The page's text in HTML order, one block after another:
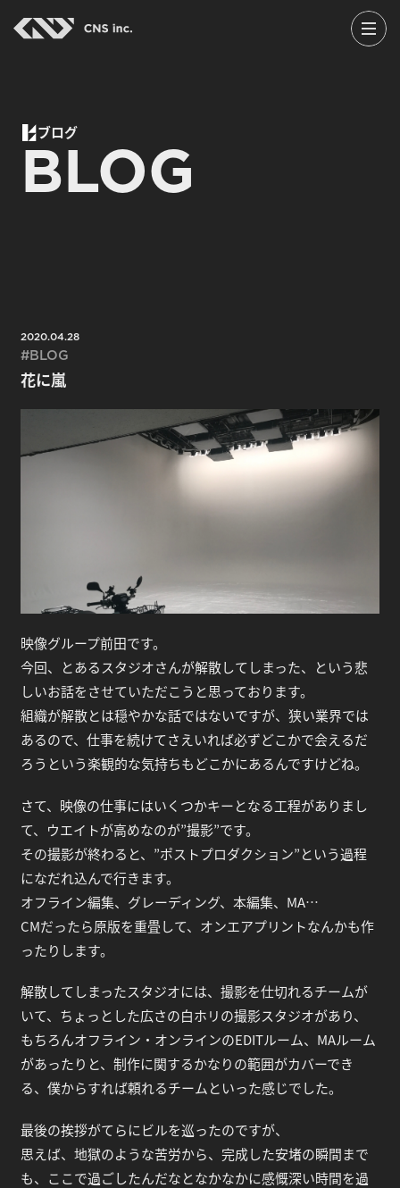
ブログ
BLOG
2020.04.28
BLOG
花に嵐
映像グループ前田です。
今回、とあるスタジオさんが解散してしまった、という悲
しいお話をさせていただこうと思っております。
組織が解散とは穏やかな話ではないですが、狭い業界では
あるので、仕事を続けてさえいれば必ずどこかで会えるだ
ろうという楽観的な気持ちもどこかにあるんですけどね。
さて、映像の仕事にはいくつかキーとなる工程がありまし
て、ウエイトが高めなのが”撮影”です。
その撮影が終わると、”ポストプロダクション”という過程
になだれ込んで行きます。
オフライン編集、グレーディング、本編集、MA…
CMだったら原版を重畳して、オンエアプリントなんかも作
ったりします。
解散してしまったスタジオには、撮影を仕切れるチームが
いて、ちょっとした広さの白ホリの撮影スタジオがあり、
もちろんオフライン・オンラインのEDITルーム、MAルーム
があったりと、制作に関するかなりの範囲がカバーでき
る、僕からすれば頼れるチームといった感じでした。
最後の挨拶がてらにビルを巡ったのですが、
思えば、地獄のような苦労から、完成した安堵の瞬間まで
も、ここで過ごしたんだなとなかなかに感慨深い時間を過